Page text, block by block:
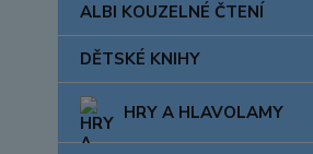
ALBI KOUZELNÉ ČTENÍ
DĚTSKÉ KNIHY
HRY A HLAVOLAMY